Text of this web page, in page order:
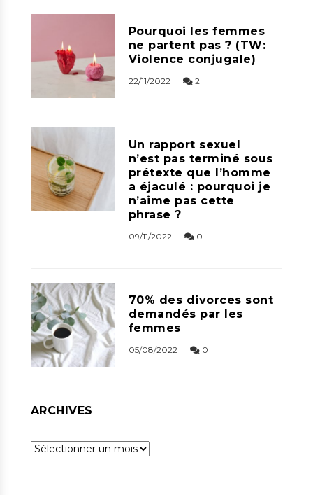
Pourquoi les femmes
ne partent pas ? (TW:
Violence conjugale)
22/11/2022 2
Un rapport sexuel
n’est pas terminé sous
prétexte que l’homme
a éjaculé : pourquoi je
n’aime pas cette
phrase ?
09/11/2022 0
70% des divorces sont
demandés par les
femmes
05/08/2022 0
ARCHIVES
Archives